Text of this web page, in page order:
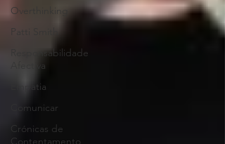
Overthinking
Patti Smith
Responsabilidade
Afectiva
Empatia
Comunicar
Crónicas de
Contentamento